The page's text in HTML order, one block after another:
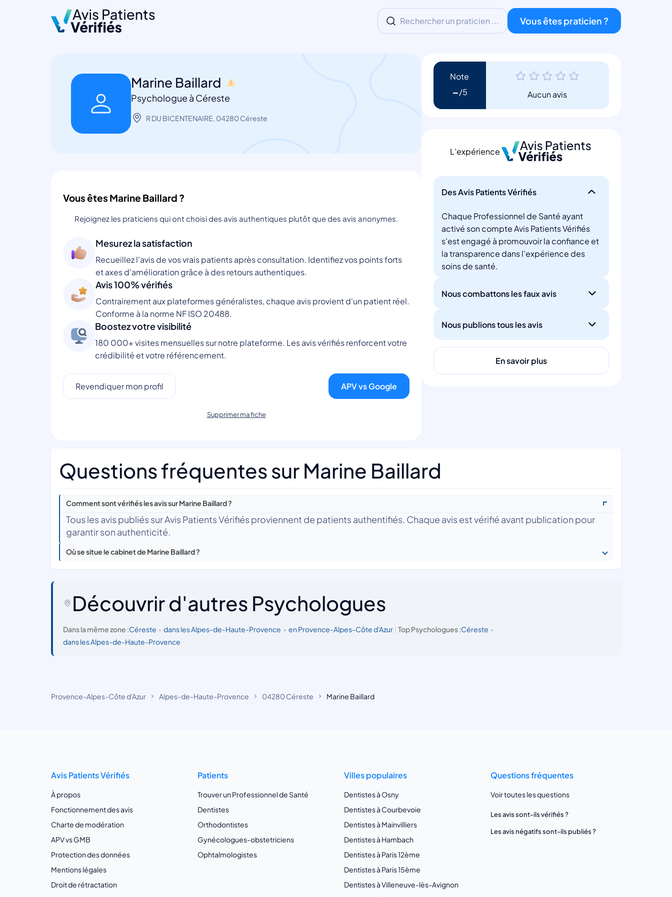
Rechercher un praticien ... Vous êtes praticien ?
Marine Baillard
Psychologue à Céreste
R DU BICENTENAIRE, 04280 Céreste
Vous êtes Marine Baillard ?
Rejoignez les praticiens qui ont choisi des avis authentiques plutôt que des avis anonymes.
Mesurez la satisfaction
Recueillez l'avis de vos vrais patients après consultation. Identifiez vos points forts
et axes d'amélioration grâce à des retours authentiques.
Avis 100% vérifiés
Contrairement aux plateformes généralistes, chaque avis provient d'un patient réel.
Conforme à la norme NF ISO 20488.
Boostez votre visibilité
180 000+ visites mensuelles sur notre plateforme. Les avis vérifiés renforcent votre
crédibilité et votre référencement.
Revendiquer mon profil APV vs Google
Supprimer ma fiche
Note
- Aucun avis
L’expérience
Des Avis Patients Vérifiés
Chaque Professionnel de Santé ayant
activé son compte Avis Patients Vérifiés
s'est engagé à promouvoir la confiance et
la transparence dans l'expérience des
soins de santé.
Nous combattons les faux avis
Nous publions tous les avis
En savoir plus
Questions fréquentes sur Marine Baillard
Comment sont vérifiés les avis sur Marine Baillard ?
Tous les avis publiés sur Avis Patients Vérifiés proviennent de patients authentifiés. Chaque avis est vérifié avant publication pour
garantir son authenticité.
Où se situe le cabinet de Marine Baillard ?
Découvrir d'autres Psychologues
Dans la même zone :Céreste • dans les Alpes-de-Haute-Provence • en Provence-Alpes-Côte d'Azur | Top Psychologues :Céreste •
dans les Alpes-de-Haute-Provence
Provence-Alpes-Côte d'Azur Alpes-de-Haute-Provence 04280 Céreste Marine Baillard
Avis Patients Vérifiés
À propos
Fonctionnement des avis
Charte de modération
APV vs GMB
Protection des données
Mentions légales
Droit de rétractation
Patients
Trouver un Professionnel de Santé
Dentistes
Orthodontistes
Gynécologues-obstetriciens
Ophtalmologistes
Villes populaires
Dentistes à Osny
Dentistes à Courbevoie
Dentistes à Mainvilliers
Dentistes à Hambach
Dentistes à Paris 12ème
Dentistes à Paris 15ème
Dentistes à Villeneuve-lès-Avignon
Questions fréquentes
Voir toutes les questions
Les avis sont-ils vérifiés ?
Les avis négatifs sont-ils publiés ?